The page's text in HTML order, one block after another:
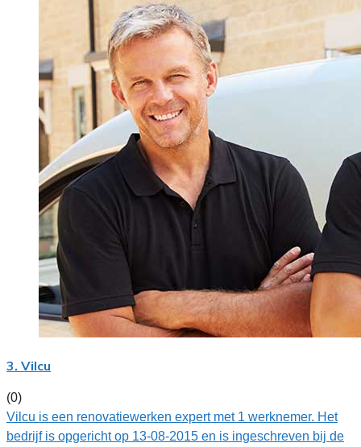
3. Vilcu
(0)
Vilcu is een renovatiewerken expert met 1 werknemer. Het
bedrijf is opgericht op 13-08-2015 en is ingeschreven bij de